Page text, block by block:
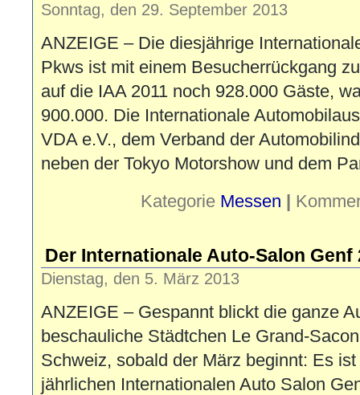
Sonntag, den 29. September 2013
ANZEIGE – Die diesjährige
Pkws ist mit einem Besucherrückgang
auf die IAA 2011 noch 928.000 Gäste,
900.000. Die Internationale
VDA e.V., dem Verband der
neben der Tokyo Motorshow und dem
Kategorie Messen |
Der Internationale Auto-Salon Genf
Dienstag, den 5. März 2013
ANZEIGE – Gespannt blickt die ganze
beschauliche Städtchen Le Grand-
Schweiz, sobald der März beginnt: Es
jährlichen Internationalen Auto Salon